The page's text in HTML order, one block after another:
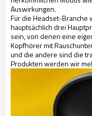
Auswirkungen.
Für die Headset-Branche
hauptsächlich drei
sein, von denen eine
Kopfhörer mit
und die andere sind die
Produkten werden wir